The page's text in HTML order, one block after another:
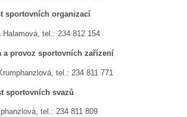
organizací
tel.: 234 812 154
provoz sportovních zařízení
tel.: 234 811 771
svazů
tel.: 234 811 809